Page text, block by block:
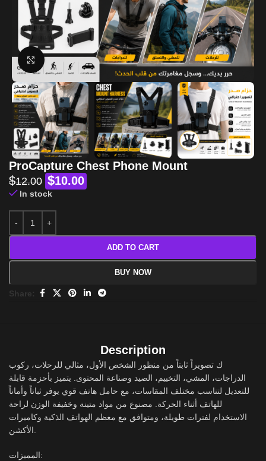
Click to enlarge
ProCapture Chest Phone Mount
$12.00 $10.00
In stock
ADD TO CART
BUY NOW
Share:
Description
ك تصويراً ثابتاً من منظور الشخص الأول، مثالي للرحلات، ركوب
الدراجات، المشي، التخييم، الصيد وصناعة المحتوى. يتميز بأحزمة قابلة
للتعديل لتناسب مختلف المقاسات، مع حامل هاتف قوي يوفر ثباتاً وأماناً
للهاتف أثناء الحركة. مصنوع من مواد متينة وخفيفة الوزن لراحة
الاستخدام لفترات طويلة، ومتوافق مع معظم الهواتف الذكية وكاميرات
الأكشن.
المميزات: